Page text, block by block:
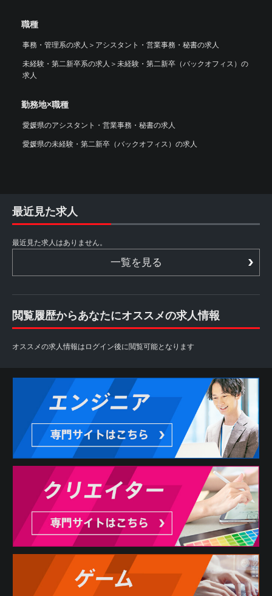
職種
事務・管理系の求人 ＞ アシスタント・営業事務・秘書の求人
未経験・第二新卒系の求人 ＞ 未経験・第二新卒（バックオフィス）の
求人
勤務地×職種
愛媛県のアシスタント・営業事務・秘書の求人
愛媛県の未経験・第二新卒（バックオフィス）の求人
最近見た求人
最近見た求人はありません。
一覧を見る
閲覧履歴からあなたにオススメの求人情報
オススメの求人情報はログイン後に閲覧可能となります